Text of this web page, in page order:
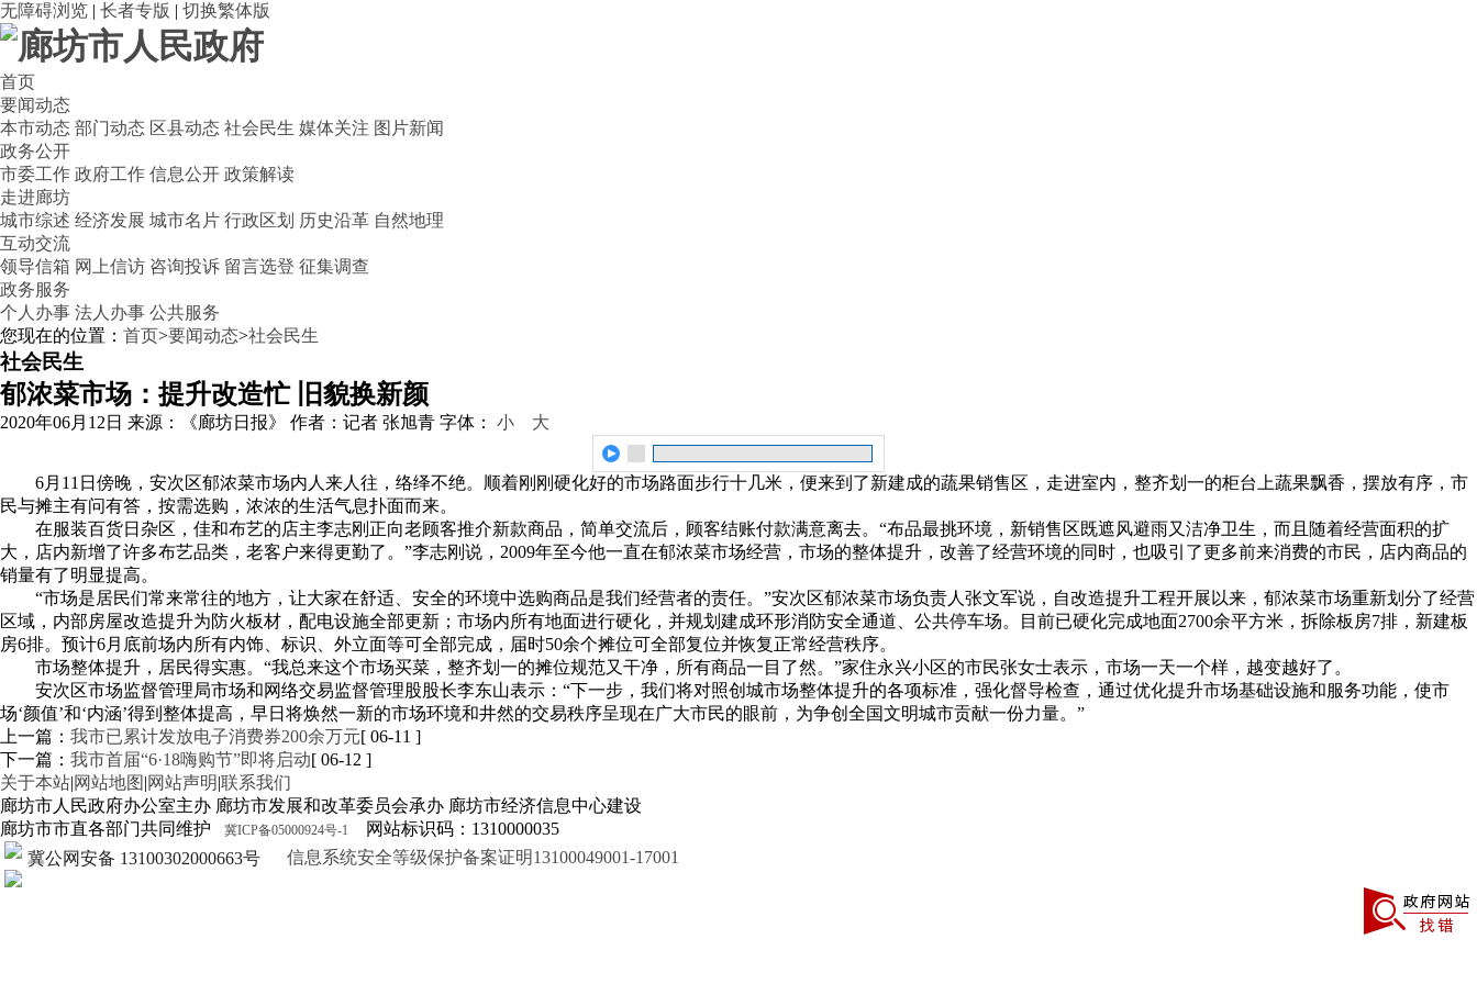
无障碍浏览 | 长者专版 | 切换繁体版
首页
要闻动态
本市动态 部门动态 区县动态 社会民生 媒体关注 图片新闻
政务公开
市委工作 政府工作 信息公开 政策解读
走进廊坊
城市综述 经济发展 城市名片 行政区划 历史沿革 自然地理
互动交流
领导信箱 网上信访 咨询投诉 留言选登 征集调查
政务服务
个人办事 法人办事 公共服务
您现在的位置： 首页>要闻动态>社会民生
社会民生
郁浓菜市场：提升改造忙 旧貌换新颜
2020年06月12日 来源：《廊坊日报》 作者：记者 张旭青 字体： 小 大
6月11日傍晚，安次区郁浓菜市场内人来人往，络绎不绝。顺着刚刚硬化好的市场路面步行十几米，便来到了新建成的蔬果销售区，走进室内，整齐划一的柜台上蔬果飘香，摆放有序，市
民与摊主有问有答，按需选购，浓浓的生活气息扑面而来。
在服装百货日杂区，佳和布艺的店主李志刚正向老顾客推介新款商品，简单交流后，顾客结账付款满意离去。“布品最挑环境，新销售区既遮风避雨又洁净卫生，而且随着经营面积的扩
大，店内新增了许多布艺品类，老客户来得更勤了。”李志刚说，2009年至今他一直在郁浓菜市场经营，市场的整体提升，改善了经营环境的同时，也吸引了更多前来消费的市民，店内商品的
销量有了明显提高。
“市场是居民们常来常往的地方，让大家在舒适、安全的环境中选购商品是我们经营者的责任。”安次区郁浓菜市场负责人张文军说，自改造提升工程开展以来，郁浓菜市场重新划分了经营
区域， 内部房屋改造提升为防火板材，配电设施全部更新；市场内所有地面进行硬化，并规划建成环形消防安全通道、公共停车场。目前已硬化完成地面2700余平方米，拆除板房7排，新建板
房6排。预计6月底前场内所有内饰、标识、外立面等可全部完成，届时50余个摊位可全部复位并恢复正常经营秩序。
市场整体提升，居民得实惠。“我总来这个市场买菜，整齐划一的摊位规范又干净，所有商品一目了然。”家住永兴小区的市民张女士表示，市场一天一个样，越变越好了。
安次区市场监督管理局市场和网络交易监督管理股股长李东山表示：“下一步，我们将对照创城市场整体提升的各项标准，强化督导检查，通过优化提升市场基础设施和服务功能，使市
场‘颜值’和‘内涵’得到整体提高，早日将焕然一新的市场环境和井然的交易秩序呈现在广大市民的眼前，为争创全国文明城市贡献一份力量。”
上一篇： 我市已累计发放电子消费券200余万元[ 06-11 ]
下一篇： 我市首届“6·18嗨购节”即将启动[ 06-12 ]
关于本站|网站地图 |网站声明|联系我们
廊坊市人民政府办公室主办 廊坊市发展和改革委员会承办 廊坊市经济信息中心建设
廊坊市市直各部门共同维护
冀ICP备05000924号-1
网站标识码：1310000035
冀公网安备 13100302000663号
信息系统安全等级保护备案证明13100049001-17001